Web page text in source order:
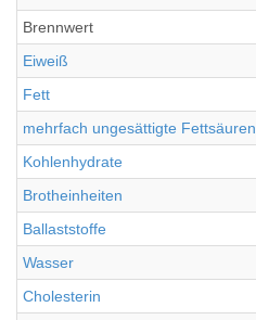
Brennwert
Eiweiß
Fett
mehrfach ungesättigte Fettsäuren
Kohlenhydrate
Brotheinheiten
Ballaststoffe
Wasser
Cholesterin